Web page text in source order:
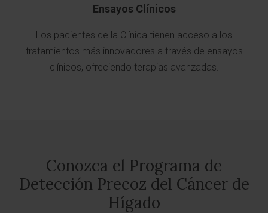
Ensayos Clínicos
Los pacientes de la Clínica tienen acceso a los
tratamientos más innovadores a través de ensayos
clínicos, ofreciendo terapias avanzadas.
Conozca el Programa de
Detección Precoz del Cáncer de
Hígado